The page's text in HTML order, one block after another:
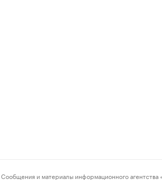
и материалы информационного агентства